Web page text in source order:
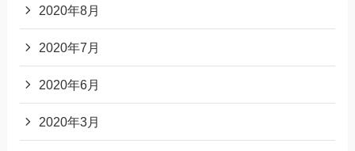
2020年8月
2020年7月
2020年6月
2020年3月